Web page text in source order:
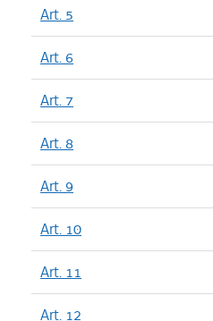
Art. 5
Art. 6
Art. 7
Art. 8
Art. 9
Art. 10
Art. 11
Art. 12